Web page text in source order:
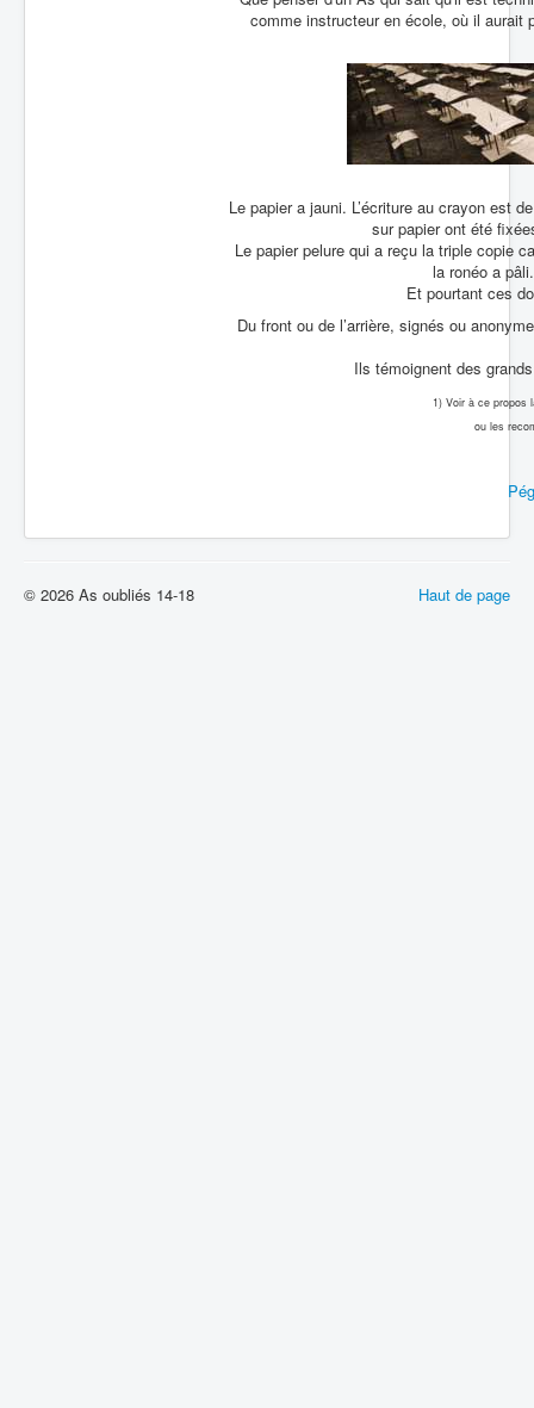
comme instructeur en école, où il aurait
Le papier a jauni. L’écriture au crayon est
sur papier ont été
Le papier pelure qui a reçu la triple copie
la ronéo a
Et pourtant ces
Du front ou de l’arrière, signés ou
Ils témoignent des
1) Voir à ce propos
ou les
Haut de page
© 2026 As oubliés 14-18